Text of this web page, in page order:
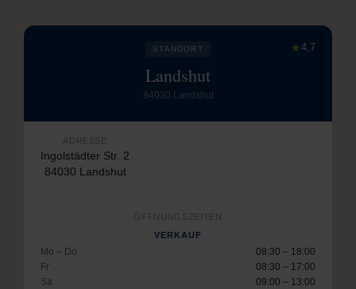
★4,7
STANDORT
Landshut
84030 Landshut
ADRESSE
Ingolstädter Str. 2
84030 Landshut
ÖFFNUNGSZEITEN
VERKAUF
Mo – Do
08:30 – 18:00
Fr
08:30 – 17:00
Sa
09:00 – 13:00